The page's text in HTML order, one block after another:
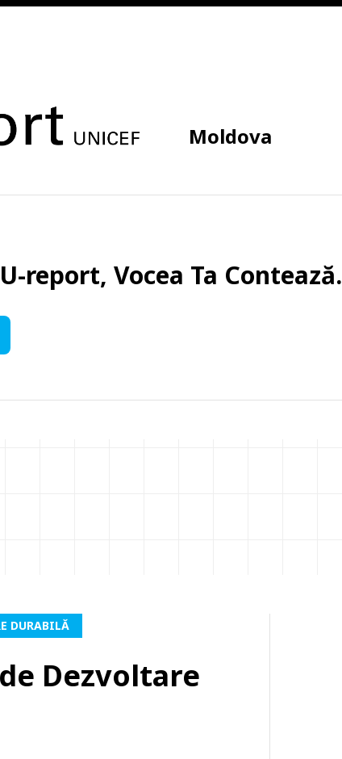
Moldova
report, Vocea Ta Contează.
DURABILĂ
Dezvoltare